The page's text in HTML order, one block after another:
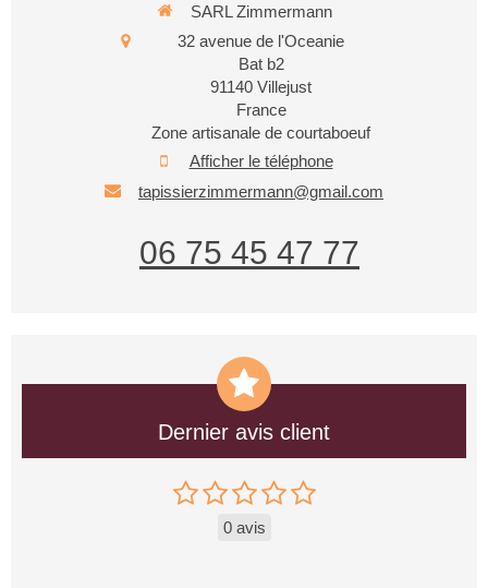
SARL Zimmermann
32 avenue de l'Oceanie
Bat b2
91140 Villejust
France
Zone artisanale de courtaboeuf
Afficher le téléphone
tapissierzimmermann@gmail.com
06 75 45 47 77
Dernier avis client
0 avis